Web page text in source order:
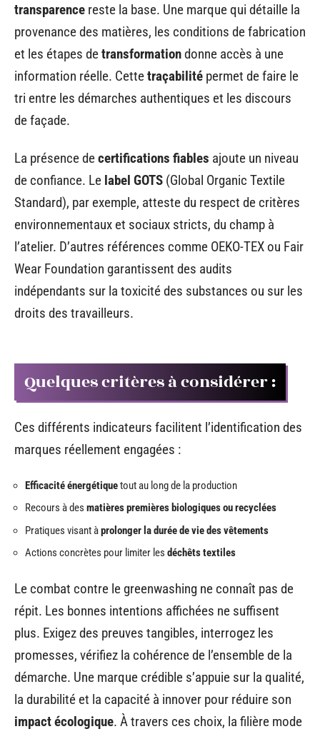
transparence reste la base. Une marque qui détaille la
provenance des matières, les conditions de fabrication
et les étapes detransformationdonne accès à une
information réelle. Cettetraçabilité permet de faire le
tri entre les démarches authentiques et les discours
de façade.
La présence decertifications fiables ajoute un niveau
de confiance. Le label GOTS (Global Organic Textile
Standard), par exemple, atteste du respect de critères
environnementaux et sociaux stricts, du champ à
l’atelier. D’autres références comme OEKO-TEX ou Fair
Wear Foundation garantissent des audits
indépendants sur la toxicité des substances ou sur les
droits des travailleurs.
Quelques critères à considérer :
Ces différents indicateurs facilitent l’identification des
marques réellement engagées :
Efficacité énergétiquetout au long de la production
Recours à des matières premières biologiques ou recyclées
Pratiques visant àprolonger la durée de vie des vêtements
Actions concrètes pour limiter les déchêts textiles
Le combat contre le greenwashing ne connaît pas de
répit. Les bonnes intentions affichées ne suffisent
plus. Exigez des preuves tangibles, interrogez les
promesses, vérifiez la cohérence de l’ensemble de la
démarche. Une marque crédible s’appuie sur la qualité,
la durabilité et la capacité à innover pour réduire son
impact écologique. À travers ces choix, la filière mode